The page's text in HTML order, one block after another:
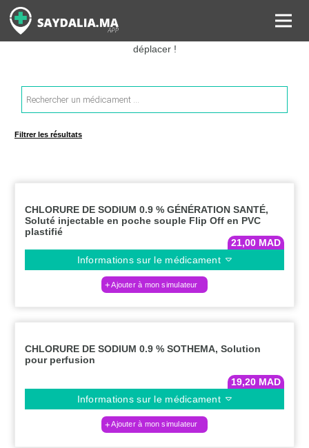
Rechercher les informations sur vos médicaments, leurs prix et
estimer ainsi le coût total de votre ordonnance, sans vous
déplacer !
Recherche
de
produits
Filtrer les résultats
CHLORURE DE SODIUM 0.9 % GÉNÉRATION SANTÉ,
Soluté injectable en poche souple Flip Off en PVC
plastifié
21,00 MAD
Informations sur le médicament
Ajouter à mon simulateur
CHLORURE DE SODIUM 0.9 % SOTHEMA, Solution
pour perfusion
19,20 MAD
Informations sur le médicament
Ajouter à mon simulateur